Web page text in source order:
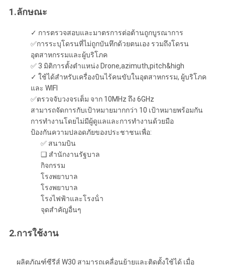
แผนผัง
เว็บไซต์
PRIVACY
POLICY
1.ลักษณะ
✓ การตรวจสอบและมาตรการต่อต้านถูกบูรณาการ
✅การระบุโดรนที่ไม่ถูกบันทึกด้วยตนเอง รวมถึงโดรน
อุตสาหกรรมและผู้บริโภค
✅ 3 มิติการตั้งตําแหน่ง Drone,azimuth,pitch&high
✓ ใช้ได้สําหรับเครื่องบินไร้คนขับในอุตสาหกรรม, ผู้บริโภค
และ WIFI
✅ตรวจจับวงจรเต็ม จาก 10MHz ถึง 6GHz
สามารถจัดการกับเป้าหมายมากกว่า 10 เป้าหมายพร้อมกัน
การทํางานโดยไม่มีผู้ดูแลและการทํางานด้วยมือ
ป้องกันความปลอดภัยของประชาชนเพื่อ:
✅ สนามบิน
❑ สํานักงานรัฐบาล
กิจกรรม
โรงพยาบาล
โรงพยาบาล
โรงไฟฟ้าและโรงน้ํา
จุดสําคัญอื่นๆ
2.การใช้งาน
ผลิตภัณฑ์ซีรีส์ W30 สามารถเคลื่อนย้ายและติดตั้งใช้ได้ เมื่อ